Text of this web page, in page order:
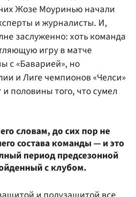
Жозе Моуринью начали
и журналисты. И,
заслуженно: хоть команда
игру в матче
с «Баварией», но
и Лиге чемпионов «Челси»
половины того, что сумел
словам, до сих пор не
состава команды — и это
период предсезонной
с клубом.